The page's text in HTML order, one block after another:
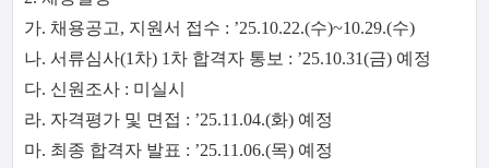
가. 채용공고, 지원서 접수 : ’25.10.22.(수)~10.29.(수)
나. 서류심사(1차) 1차 합격자 통보 : ’25.10.31(금) 예정
다. 신원조사 : 미실시
라. 자격평가 및 면접 : ’25.11.04.(화) 예정
마. 최종 합격자 발표 : ’25.11.06.(목) 예정